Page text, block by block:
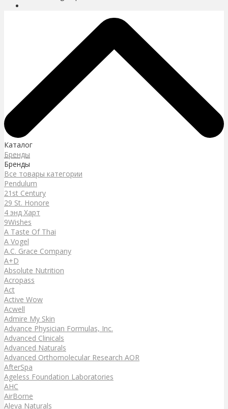
Каталог
Бренды
Бренды
Все товары категории
Pendulum
21st Century
29 St. Honore
4 энд Харт
9Wishes
A Taste Of Thai
A Vogel
A.C. Grace Company
A+D
Absolute Nutrition
Acropass
Act
Active Wow
Acwell
Admire My Skin
Advance Physician Formulas, Inc.
Advanced Clinicals
Advanced Naturals
Advanced Orthomolecular Research AOR
AfterSpa
Ageless Foundation Laboratories
AHC
AirBorne
Aleva Naturals